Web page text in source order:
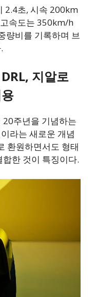
2.4초, 시속 200km
속도는 350km/h
량비를 기록하며 브
지알로
주년을 기념하는
라는 새로운 개념
환원하면서도 형태
한 것이 특징이다.